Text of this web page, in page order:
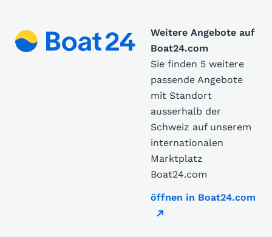
Weitere Angebote auf
Boat24.com
Sie finden 5 weitere
passende Angebote
mit Standort
ausserhalb der
Schweiz auf unserem
internationalen
Marktplatz
Boat24.com
öffnen in Boat24.com